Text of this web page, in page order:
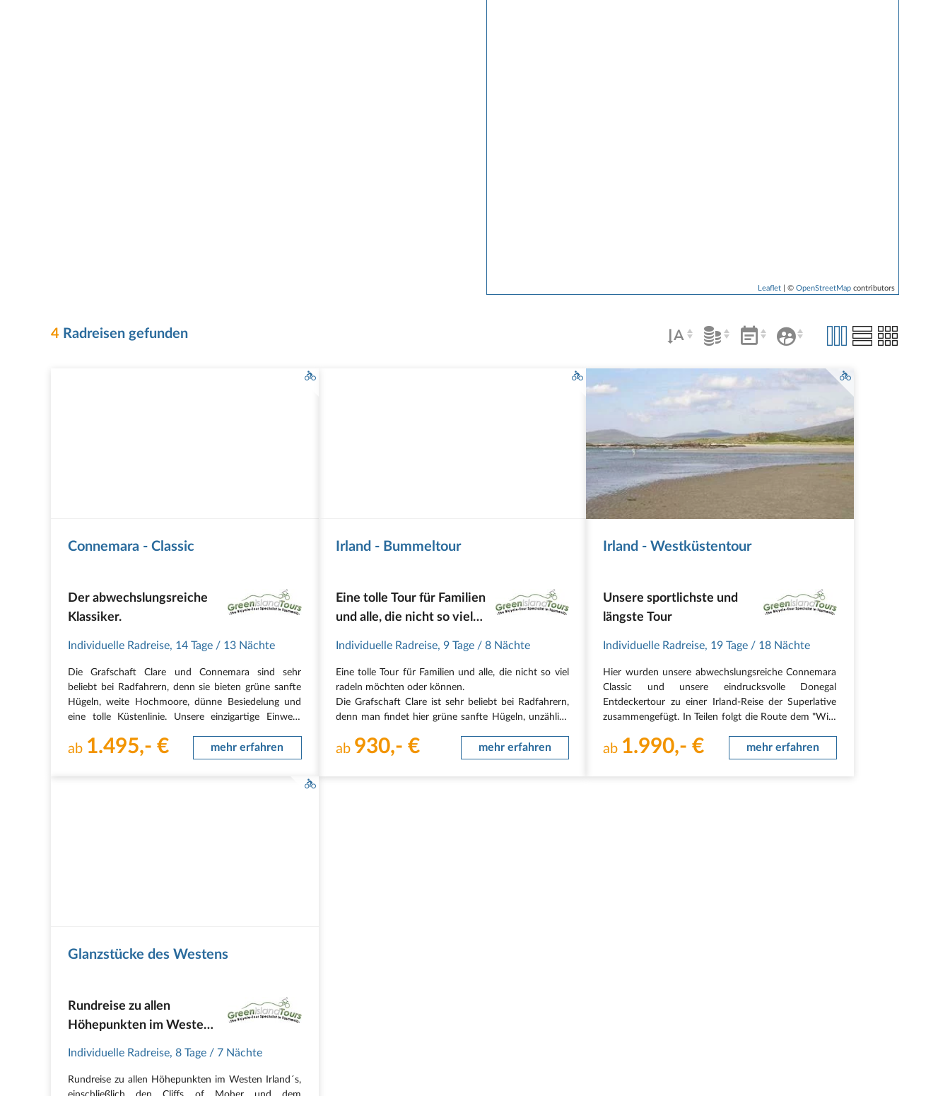
Leaflet | © OpenStreetMap contributors
4 Radreisen gefunden
Connemara - Classic
Der abwechslungsreiche
Klassiker.
Individuelle Radreise, 14 Tage / 13 Nächte
Die Grafschaft Clare und Connemara sind sehr
beliebt bei Radfahrern, denn sie bieten grüne sanfte
Hügeln, weite Hochmoore, dünne Besiedelung und
eine tolle Küstenlinie. Unsere einzigartige Einweg-
interessanter als die sonst üblichen Rundrouten.
ab 1.495,- € mehr erfahren
Irland - Bummeltour
Eine tolle Tour für Familien
und alle, die nicht so viel
Individuelle Radreise, 9 Tage / 8 Nächte
Eine tolle Tour für Familien und alle, die nicht so viel
radeln möchten oder können.
Die Grafschaft Clare ist sehr beliebt bei Radfahrern,
denn man findet hier grüne sanfte Hügeln, unzählige
natürlich die berühmten Cliffs of Moher. Der
ab 930,- € mehr erfahren
Irland - Westküstentour
Unsere sportlichste und
längste Tour
Individuelle Radreise, 19 Tage / 18 Nächte
Hier wurden unsere abwechslungsreiche Connemara
Classic und unsere eindrucksvolle Donegal
Entdeckertour zu einer Irland-Reise der Superlative
zusammengefügt. In Teilen folgt die Route dem "Wild
imposanter Westküste in der richtigen Reihenfolge…
ab 1.990,- € mehr erfahren
Glanzstücke des Westens
Rundreise zu allen
Höhepunkten im Westen
Individuelle Radreise, 8 Tage / 7 Nächte
Rundreise zu allen Höhepunkten im Westen Irland´s,